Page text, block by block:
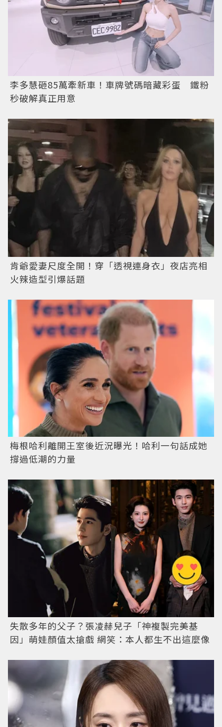
李多慧砸85萬牽新車！車牌號碼暗藏彩蛋 鐵粉
秒破解真正用意
肯爺愛妻尺度全開！穿「透視連身衣」夜店亮相
火辣造型引爆話題
梅根哈利離開王室後近況曝光！哈利一句話成她
撐過低潮的力量
失散多年的父子？張凌赫兒子「神複製完美基
因」萌娃顏值太搶戲 網笑：本人都生不出這麼像